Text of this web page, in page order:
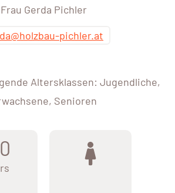
Frau Gerda Pichler
pichler.at
Altersklassen: Jugendliche,
Senioren